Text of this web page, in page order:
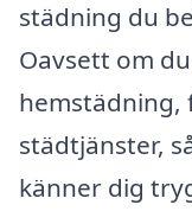
städning du
Oavsett om
hemstädning,
städtjänster,
känner dig